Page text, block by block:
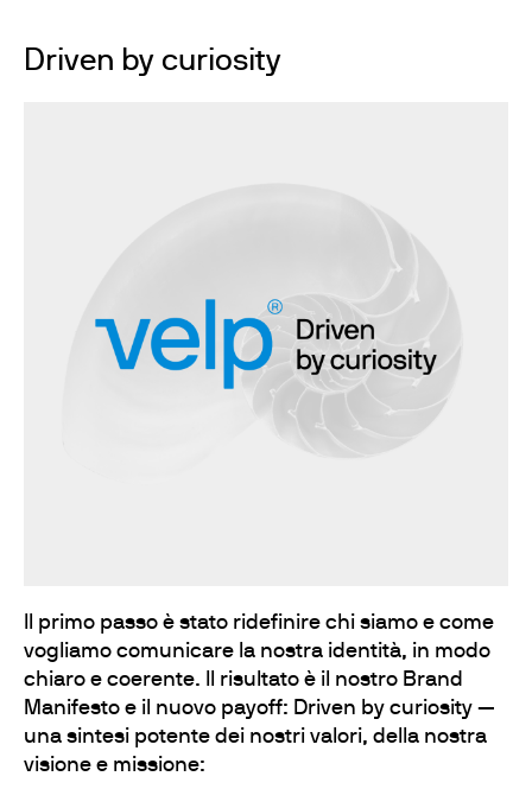
Driven by curiosity
Il primo passo è stato ridefinire chi siamo e come
vogliamo comunicare la nostra identità, in modo
chiaro e coerente. Il risultato è il nostro Brand
Manifesto e il nuovo payoff: Driven by curiosity —
una sintesi potente dei nostri valori, della nostra
visione e missione: